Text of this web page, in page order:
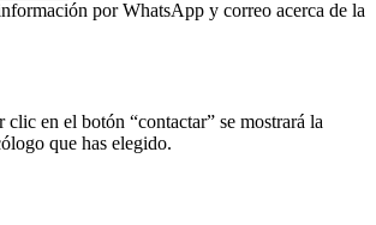
por WhatsApp y correo acerca de la
clic en el botón “contactar” se mostrará la
que has elegido.